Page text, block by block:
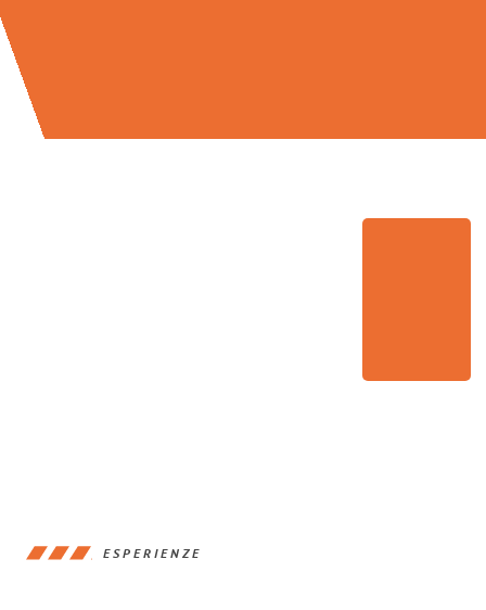
ESPERIENZE